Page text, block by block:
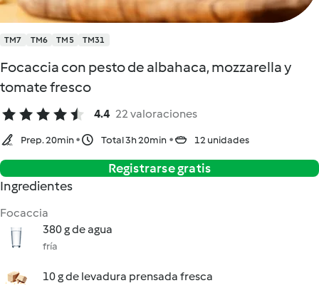
TM7 TM6 TM5 TM31
Focaccia con pesto de albahaca, mozzarella y
tomate fresco
4.4 22 valoraciones
Prep. 20min Total 3h 20min 12 unidades
Registrarse gratis
Ingredientes
Focaccia
380 g de agua
fría
10 g de levadura prensada fresca